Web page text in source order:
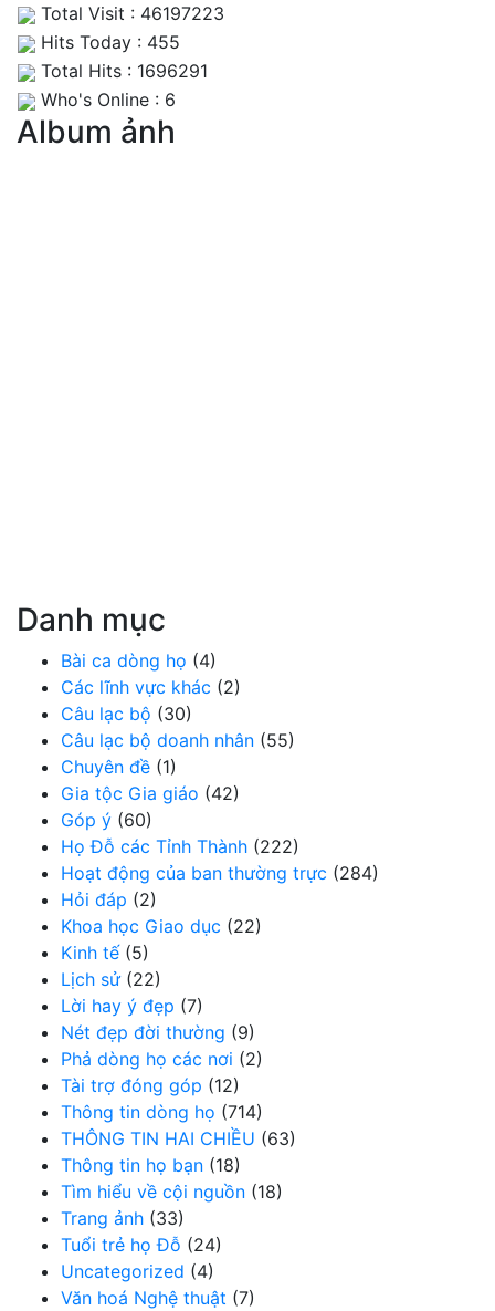
Total Visit : 46197223
Hits Today : 455
Total Hits : 1696291
Who's Online : 6
Album ảnh
Danh mục
Bài ca dòng họ (4)
Các lĩnh vực khác (2)
Câu lạc bộ (30)
Câu lạc bộ doanh nhân (55)
Chuyên đề (1)
Gia tộc Gia giáo (42)
Góp ý (60)
Họ Đỗ các Tỉnh Thành (222)
Hoạt động của ban thường trực (284)
Hỏi đáp (2)
Khoa học Giao dục (22)
Kinh tế(5)
Lịch sử(22)
Lời hay ý đẹp (7)
Nét đẹp đời thường (9)
Phả dòng họ các nơi (2)
Tài trợ đóng góp (12)
Thông tin dòng họ (714)
THÔNG TIN HAI CHIỀU (63)
Thông tin họ bạn (18)
Tìm hiểu về cội nguồn (18)
Trang ảnh (33)
Tuổi trẻ họ Đỗ (24)
Uncategorized (4)
Văn hoá Nghệ thuật (7)